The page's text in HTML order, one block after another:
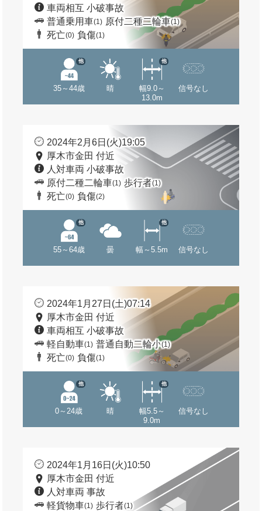
車両相互 小破事故
普通乗用車(1) 原付二種二輪車(1)
死亡(0) 負傷(1)
35～44歳
他
晴
幅9.0～
13.0m
他
信号なし
2024年2月6日(火)19:05
厚木市金田 付近
人対車両 小破事故
原付二種二輪車(1) 歩行者(1)
死亡(0) 負傷(2)
55～64歳
他
曇 幅～5.5m
他
信号なし
2024年1月27日(土)07:14
厚木市金田 付近
車両相互 小破事故
軽自動車(1) 普通自動二輪小(1)
死亡(0) 負傷(1)
0～24歳
他
晴
幅5.5～
9.0m
他
信号なし
2024年1月16日(火)10:50
厚木市金田 付近
人対車両 事故
軽貨物車(1) 歩行者(1)